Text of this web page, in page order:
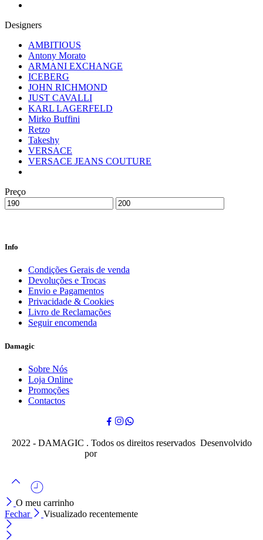
Designers
AMBITIOUS
Antony Morato
ARMANI EXCHANGE
ICEBERG
JOHN RICHMOND
JUST CAVALLI
KARL LAGERFELD
Mirko Buffini
Retzo
Takeshy
VERSACE
VERSACE JEANS COUTURE
Preço
Info
Condições Gerais de venda
Devoluções e Trocas
Envio e Pagamentos
Privacidade & Cookies
Livro de Reclamações
Seguir encomenda
Damagic
Sobre Nós
Loja Online
Promoções
Contactos
2022 - DAMAGIC . Todos os direitos reservados Desenvolvido
por
O meu carrinho
Fechar
Visualizado recentemente